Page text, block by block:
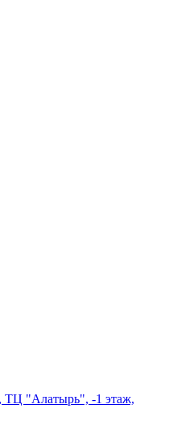
ТЦ "Алатырь", -1 этаж,